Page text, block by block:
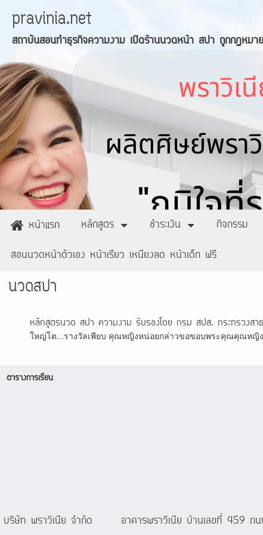
pravinia.net
สถาบันสอนทำธุรกิจความงาม เปิดร้านนวดหน้า สปา ถูกกฏหมาย
หน้าแรก หลักสูตร ชำระเงิน กิจกรรม
สอนนวดหน้าตัวเอง หน้าเรียว เหนียงลด หน้าเด็ก ฟรี
นวดสปา
หลักสูตรนวด สปา ความงาม รับรองโดย กรม สปส. กระทรวงส
ใหญ่โต...รางวัลเพียบ คุณหญิงหน่อยกล่าวขอขอบพระคุณคุณหญิง
ตารางการเรียน
บริษัท พราวิเนีย จำกัด อาคารพราวิเนีย บ้านเลขที่ 459